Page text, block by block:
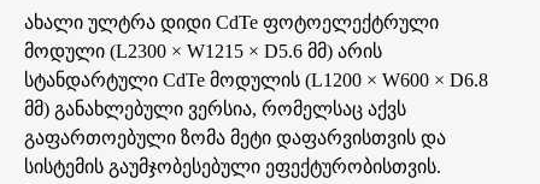
ახალი ულტრა დიდი CdTe ფოტოელექტრული
მოდული (L2300 × W1215 × D5.6 მმ) არის
სტანდარტული CdTe მოდულის (L1200 × W600 × D6.8
მმ) განახლებული ვერსია, რომელსაც აქვს
გაფართოებული ზომა მეტი დაფარვისთვის და
სისტემის გაუმჯობესებული ეფექტურობისთვის.